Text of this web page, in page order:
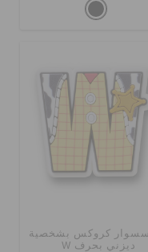
كروكس بشخصية
ديزني بحرف W